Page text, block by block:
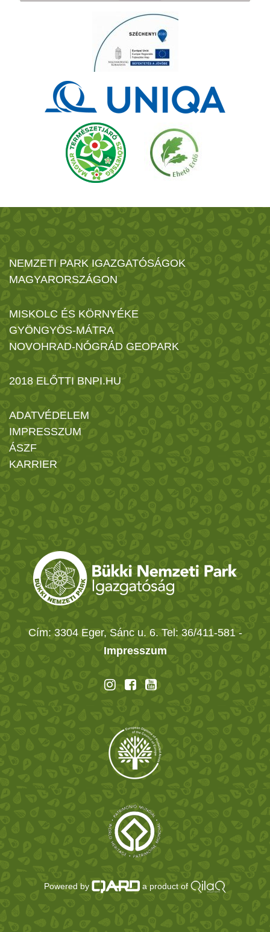
NEMZETI PARK IGAZGATÓSÁGOK
MAGYARORSZÁGON
MISKOLC ÉS KÖRNYÉKE
GYÖNGYÖS-MÁTRA
NOVOHRAD-NÓGRÁD GEOPARK
2018 ELŐTTI BNPI.HU
ADATVÉDELEM
IMPRESSZUM
ÁSZF
KARRIER
Cím: 3304 Eger, Sánc u. 6. Tel: 36/411-581 -
Impresszum
Powered by a product of